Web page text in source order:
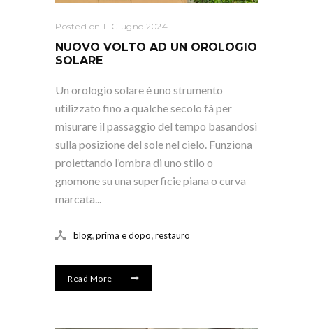
Posted on 11 Giugno 2024
NUOVO VOLTO AD UN OROLOGIO
SOLARE
Un orologio solare è uno strumento
utilizzato fino a qualche secolo fà per
misurare il passaggio del tempo basandosi
sulla posizione del sole nel cielo. Funziona
proiettando l’ombra di uno stilo o
gnomone su una superficie piana o curva
marcata...
blog,prima e dopo,restauro
Read More